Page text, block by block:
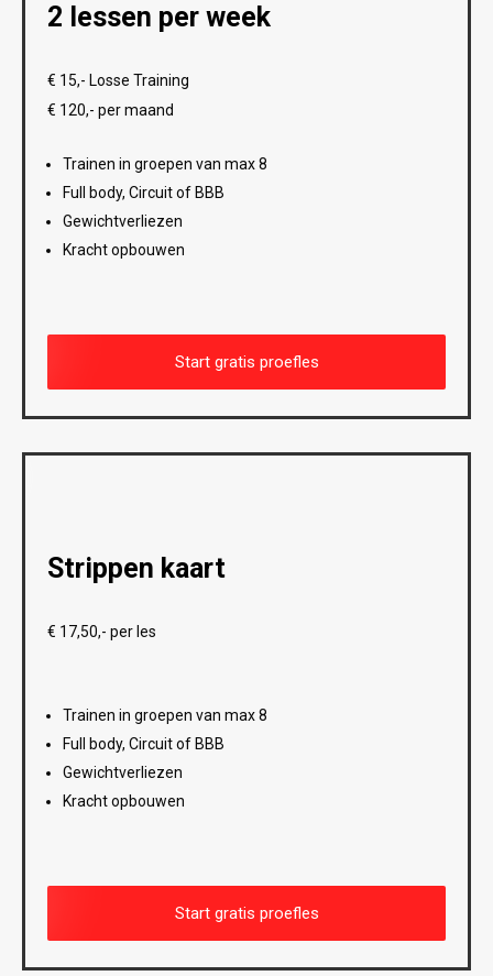
2 lessen per week
€ 15,- Losse Training
€ 120,- per maand
Trainen in groepen van max 8
Full body, Circuit of BBB
Gewichtverliezen
Kracht opbouwen
Start gratis proefles
Strippen kaart
€ 17,50,- per les
Trainen in groepen van max 8
Full body, Circuit of BBB
Gewichtverliezen
Kracht opbouwen
Start gratis proefles